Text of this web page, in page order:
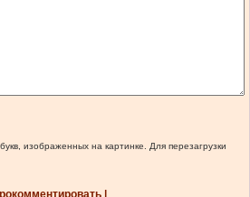
изображенных на картинке. Для перезагрузки